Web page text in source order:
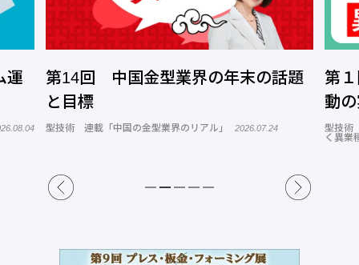
運
第14回 中国金型業界の年末の話題
と目標
型技術 連載「中国の金型業界のリアル」 2026.07.24
第
動
型技術
く異業